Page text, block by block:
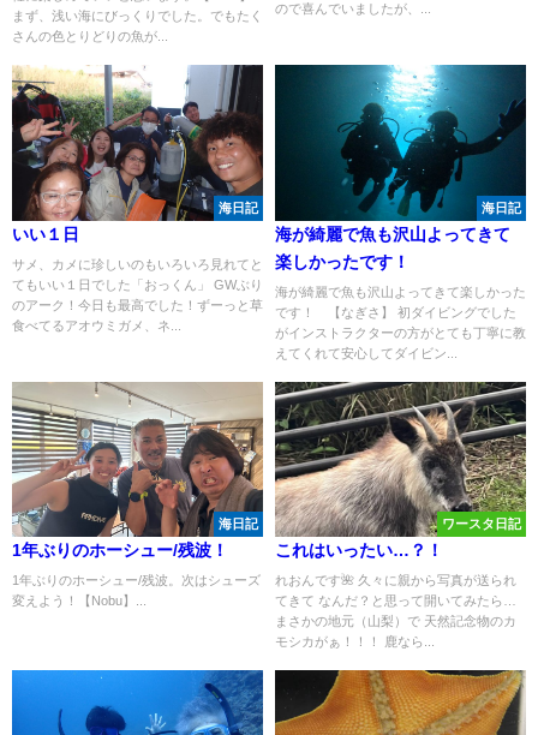
まず、浅い海にびっくりでした。でもたく
さんの色とりどりの魚が...
ので喜んでいましたが、...
海日記
いい１日
サメ、カメに珍しいのもいろいろ見れてと
てもいい１日でした「おっくん」 GWぶり
のアーク！今日も最高でした！ずーっと草
食べてるアオウミガメ、ネ...
海日記
海が綺麗で魚も沢山よってきて
楽しかったです！
海が綺麗で魚も沢山よってきて楽しかった
です！ 【なぎさ】 初ダイビングでした
がインストラクターの方がとても丁寧に教
えてくれて安心してダイビン...
海日記
1年ぶりのホーシュー/残波！
1年ぶりのホーシュー/残波。次はシューズ
変えよう！【Nobu】...
ワースタ日記
これはいったい…？！
れおんです🌺 久々に親から写真が送られ
てきて なんだ？と思って開いてみたら…
まさかの地元（山梨）で 天然記念物のカ
モシカがぁ！！！ 鹿なら...